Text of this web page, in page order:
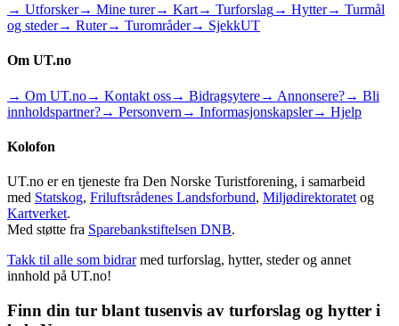
→ Utforsker→ Mine turer→ Kart→ Turforslag→ Hytter→ Turmål
og steder→ Ruter→ Turområder→ SjekkUT
Om UT.no
→ Om UT.no→ Kontakt oss→ Bidragsytere→ Annonsere?→ Bli
innholdspartner?→ Personvern → Informasjonskapsler→ Hjelp
Kolofon
UT.no er en tjeneste fra Den Norske Turistforening, i samarbeid
med Statskog, Friluftsrådenes Landsforbund, Miljødirektoratet og
Kartverket.
Med støtte fra Sparebankstiftelsen DNB.
Takk til alle som bidrar med turforslag, hytter, steder og annet
innhold på UT.no!
Finn din tur blant tusenvis av turforslag og hytter i